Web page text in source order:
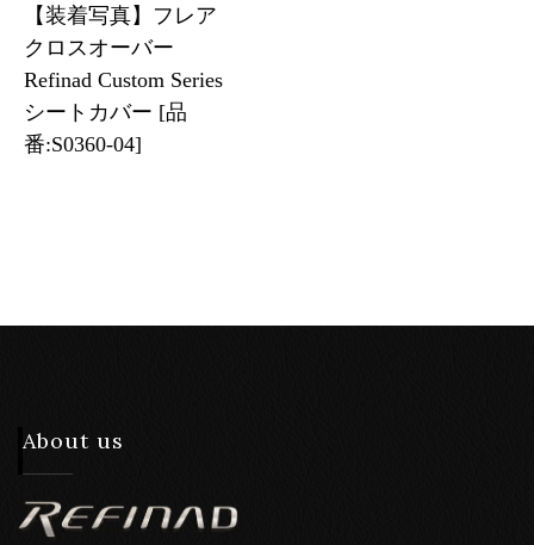
【装着写真】フレア
クロスオーバー
Refinad Custom Series
シートカバー [品
番:S0360-04]
About us